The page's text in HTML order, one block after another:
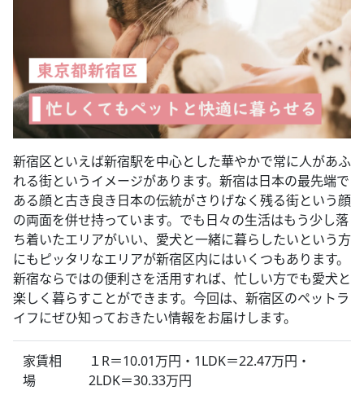
新宿区といえば新宿駅を中心とした華やかで常に人があふ
れる街というイメージがあります。新宿は日本の最先端で
ある顔と古き良き日本の伝統がさりげなく残る街という顔
の両面を併せ持っています。でも日々の生活はもう少し落
ち着いたエリアがいい、愛犬と一緒に暮らしたいという方
にもピッタリなエリアが新宿区内にはいくつもあります。
新宿ならではの便利さを活用すれば、忙しい方でも愛犬と
楽しく暮らすことができます。今回は、新宿区のペットラ
イフにぜひ知っておきたい情報をお届けします。
家賃相
場
１R＝10.01万円・1LDK＝22.47万円・
2LDK＝30.33万円